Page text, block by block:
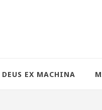
DEUS EX MACHINA